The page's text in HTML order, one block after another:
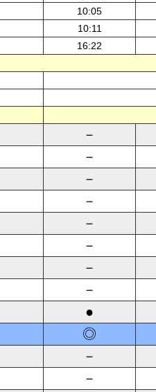
10:05
10:11
16:22
－
－
－
－
－
－
－
－
●
◎
－
－